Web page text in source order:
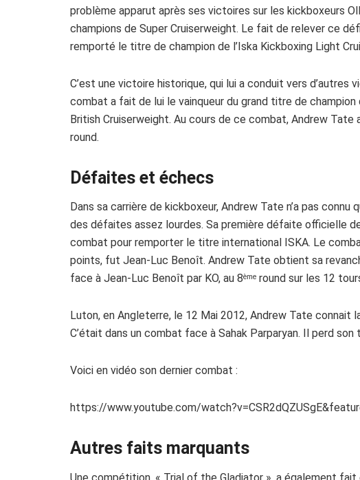
problème apparut après ses victoires sur les kickboxeurs
champions de Super Cruiserweight. Le fait de relever ce
remporté le titre de champion de l’Iska Kickboxing Light
C’est une victoire historique, qui lui a conduit vers
combat a fait de lui le vainqueur du grand titre de
British Cruiserweight. Au cours de ce combat, Andrew
round.
Défaites et échecs
Dans sa carrière de kickboxeur, Andrew Tate n’a pas
des défaites assez lourdes. Sa première défaite officielle
combat pour remporter le titre international ISKA. Le
points, fut Jean-Luc Benoît. Andrew Tate obtient sa
face à Jean-Luc Benoît par KO, au 8ème round sur les 12
Luton, en Angleterre, le 12 Mai 2012, Andrew Tate connait
C’était dans un combat face à Sahak Parparyan. Il perd
Voici en vidéo son dernier combat :
https://www.youtube.com/
Autres faits marquants
Une compétition, « Trial of the Gladiator », a également